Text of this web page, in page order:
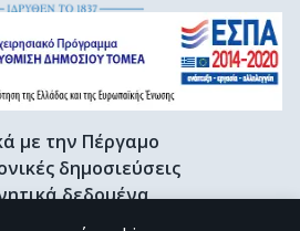
με την Πέργαμο
δημοσιεύσεις
δεδομένα
& Γκρίζα βιβλιογραφία